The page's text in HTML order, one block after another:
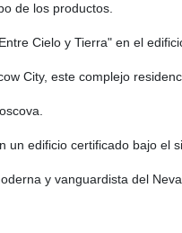
de los productos.
Cielo y Tierra" en el
City, este complejo
edificio certificado bajo el
y vanguardista del Neva